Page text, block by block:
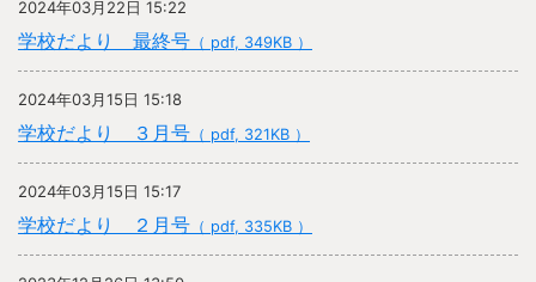
2024年03月22日 15:22
学校だより 最終号 （ pdf, 349KB ）
2024年03月15日 15:18
学校だより ３月号 （ pdf, 321KB ）
2024年03月15日 15:17
学校だより ２月号 （ pdf, 335KB ）